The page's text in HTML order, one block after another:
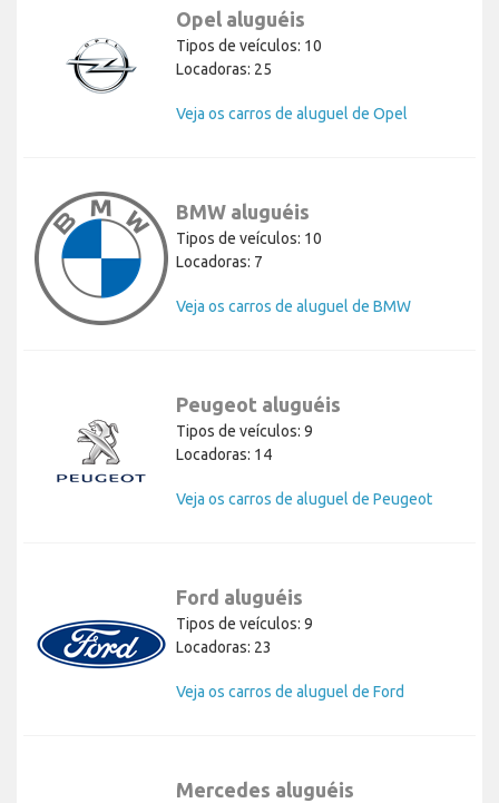
Opel aluguéis
Tipos de veículos: 10
Locadoras: 25
Veja os carros de aluguel de Opel
BMW aluguéis
Tipos de veículos: 10
Locadoras: 7
Veja os carros de aluguel de BMW
Peugeot aluguéis
Tipos de veículos: 9
Locadoras: 14
Veja os carros de aluguel de Peugeot
Ford aluguéis
Tipos de veículos: 9
Locadoras: 23
Veja os carros de aluguel de Ford
Mercedes aluguéis